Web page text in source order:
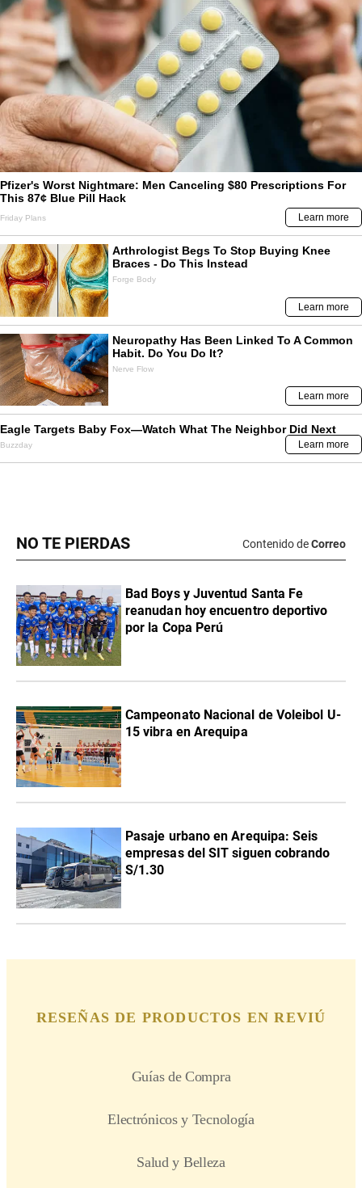
NO TE PIERDAS Contenido deCorreo
Bad Boys y Juventud Santa Fe
reanudan hoy encuentro deportivo
por la Copa Perú
Campeonato Nacional de Voleibol U-
15 vibra en Arequipa
Pasaje urbano en Arequipa: Seis
empresas del SIT siguen cobrando
S/1.30